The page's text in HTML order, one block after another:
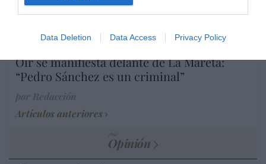
Data Deletion Data Access Privacy Policy
DIARIO DE LA CORRUPCIÓN SANCHISTA
Diario de la corrupción sanchista. Hazte
Oír se manifiesta delante de La Mareta:
“Pedro Sánchez es un criminal”
Artículos anteriores
Opinión